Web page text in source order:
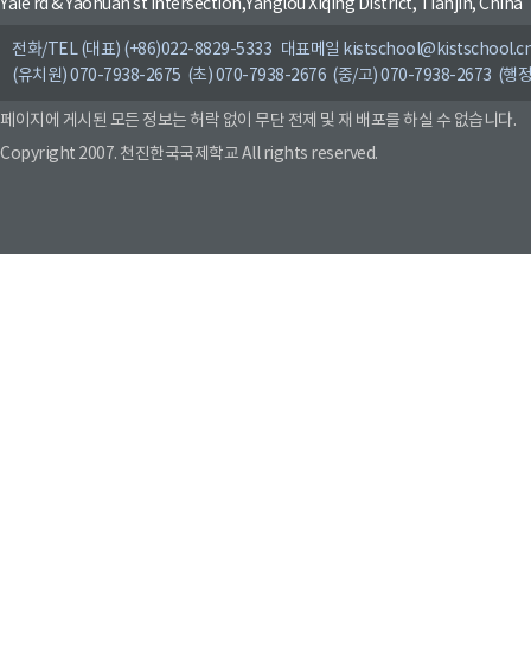
Yale rd & Yaohuan st Intersection,Yanglou Xiqing District, Tianjin, China
전화/TEL (대표) (+86)022-8829-5333 대표메일
(유치원) 070-7938-2675 (초) 070-7938-2676 (중/고) 070-7938-2673 (행
페이지에 게시된 모든 정보는 허락 없이 무단 전제 및 재 배포를 하실 수 없습니다.
Copyright 2007. 천진한국국제학교 All rights reserved.